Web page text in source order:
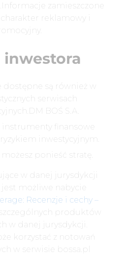
zamieszczone
reklamowy i
inwestora
dostępne są również w
serwisach
BOŚ S.A.
instrumenty finansowe
inwestycyjnym.
ponieść stratę.
w danej jurysdykcji
jest możliwe nabycie
Recenzje i cechy –
produktów
w danej jurysdykcji.
korzystać z notowań
w serwisie bossa.pl